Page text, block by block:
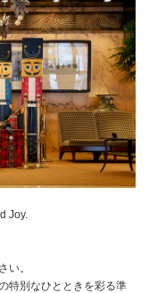
Joy.
い。
特別なひとときを彩る準